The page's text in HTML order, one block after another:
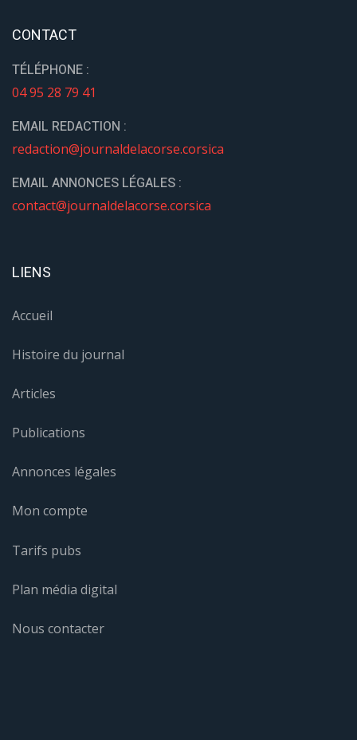
CONTACT
TÉLÉPHONE :
04 95 28 79 41
EMAIL REDACTION :
redaction@journaldelacorse.corsica
EMAIL ANNONCES LÉGALES :
contact@journaldelacorse.corsica
LIENS
Accueil
Histoire du journal
Articles
Publications
Annonces légales
Mon compte
Tarifs pubs
Plan média digital
Nous contacter